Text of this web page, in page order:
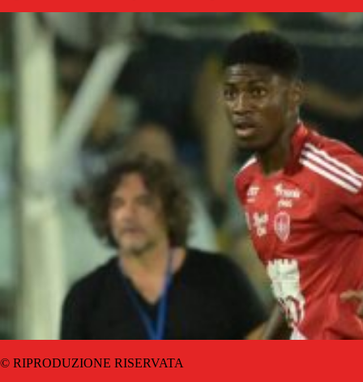
© RIPRODUZIONE RISERVATA